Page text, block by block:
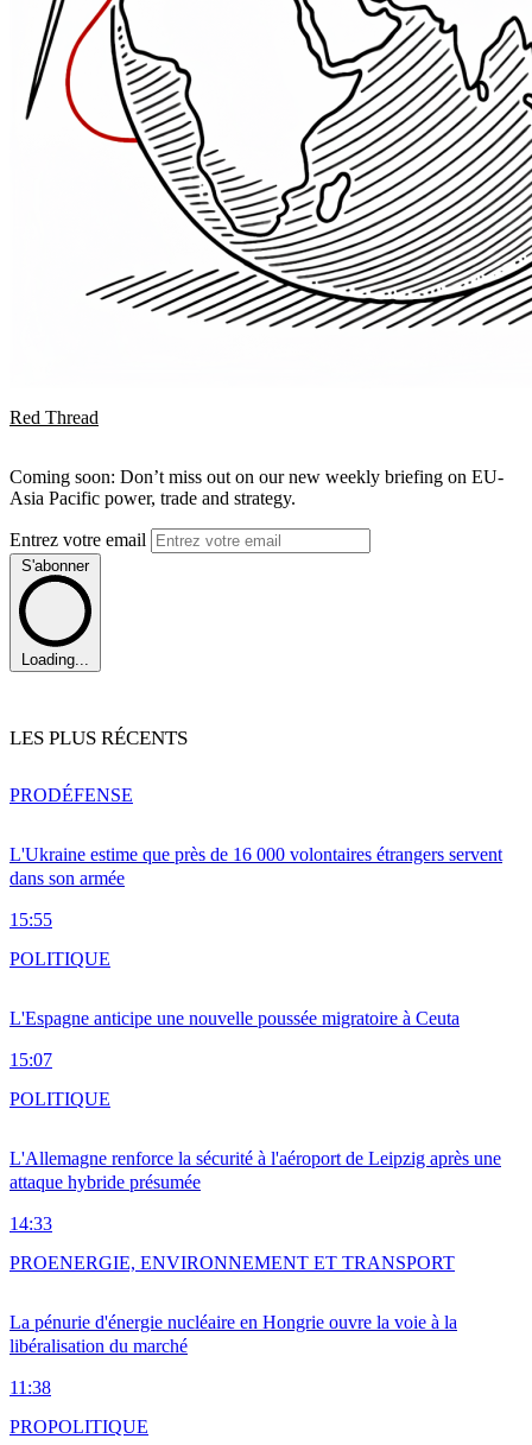
Red Thread
Coming soon: Don’t miss out on our new weekly briefing on EU-
Asia Pacific power, trade and strategy.
Entrez votre email
S'abonner
Loading...
LES PLUS RÉCENTS
L'Ukraine estime que près de 16 000 volontaires étrangers servent
dans son armée
15:55
PRODÉFENSE
L'Espagne anticipe une nouvelle poussée migratoire à Ceuta
15:07
POLITIQUE
L'Allemagne renforce la sécurité à l'aéroport de Leipzig après une
attaque hybride présumée
14:33
POLITIQUE
La pénurie d'énergie nucléaire en Hongrie ouvre la voie à la
libéralisation du marché
11:38
PROENERGIE, ENVIRONNEMENT ET TRANSPORT
PROPOLITIQUE